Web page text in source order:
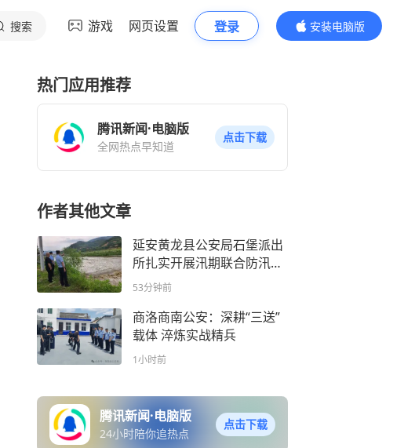
搜索 游戏 网页设置 登录
安装电脑版
内容更精彩
热门应用推荐
腾讯新闻·电脑版
全网热点早知道
点击下载
作者其他文章
延安黄龙县公安局石堡派出
所扎实开展汛期联合防汛巡
查工作
53分钟前
商洛商南公安：深耕“三送”
载体 淬炼实战精兵
1小时前
腾讯新闻·电脑版
24小时陪你追热点
点击下载